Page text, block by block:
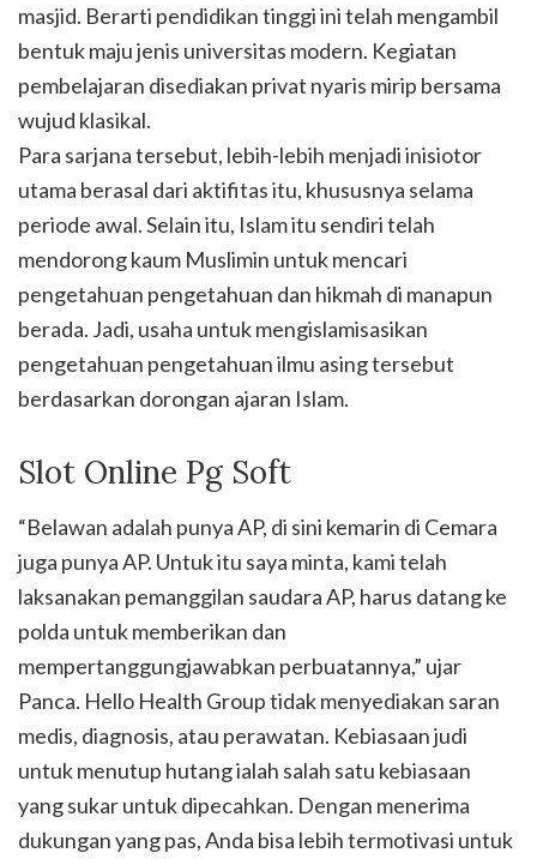
masjid. Berarti pendidikan tinggi ini telah mengambil
bentuk maju jenis universitas modern. Kegiatan
pembelajaran disediakan privat nyaris mirip bersama
wujud klasikal.
Para sarjana tersebut, lebih-lebih menjadi inisiotor
utama berasal dari aktifitas itu, khususnya selama
periode awal. Selain itu, Islam itu sendiri telah
mendorong kaum Muslimin untuk mencari
pengetahuan pengetahuan dan hikmah di manapun
berada. Jadi, usaha untuk mengislamisasikan
pengetahuan pengetahuan ilmu asing tersebut
berdasarkan dorongan ajaran Islam.
Slot Online Pg Soft
“Belawan adalah punya AP, di sini kemarin di Cemara
juga punya AP. Untuk itu saya minta, kami telah
laksanakan pemanggilan saudara AP, harus datang ke
polda untuk memberikan dan
mempertanggungjawabkan perbuatannya,” ujar
Panca. Hello Health Group tidak menyediakan saran
medis, diagnosis, atau perawatan. Kebiasaan judi
untuk menutup hutang ialah salah satu kebiasaan
yang sukar untuk dipecahkan. Dengan menerima
dukungan yang pas, Anda bisa lebih termotivasi untuk